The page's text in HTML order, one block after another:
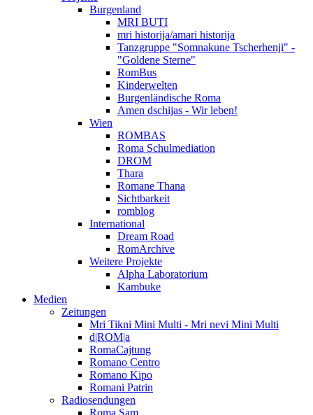
Burgenland
MRI BUTI
mri historija/amari historija
Tanzgruppe "Somnakune Tscherhenji" -
"Goldene Sterne"
RomBus
Kinderwelten
Burgenländische Roma
Amen dschijas - Wir leben!
Wien
ROMBAS
Roma Schulmediation
DROM
Thara
Romane Thana
Sichtbarkeit
romblog
International
Dream Road
RomArchive
Weitere Projekte
Alpha Laboratorium
Kambuke
Medien
Zeitungen
Mri Tikni Mini Multi - Mri nevi Mini Multi
d|ROM|a
RomaCajtung
Romano Centro
Romano Kipo
Romani Patrin
Radiosendungen
Roma Sam